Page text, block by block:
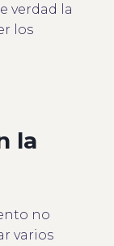
verdad la
los
la
no
varios